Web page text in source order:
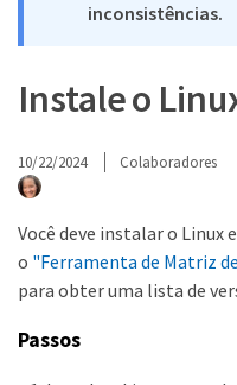
inconsistências.
Instale o
10/22/2024 Colaboradores
Você deve instalar o Linux
o "Ferramenta de Matriz
para obter uma lista de
Passos